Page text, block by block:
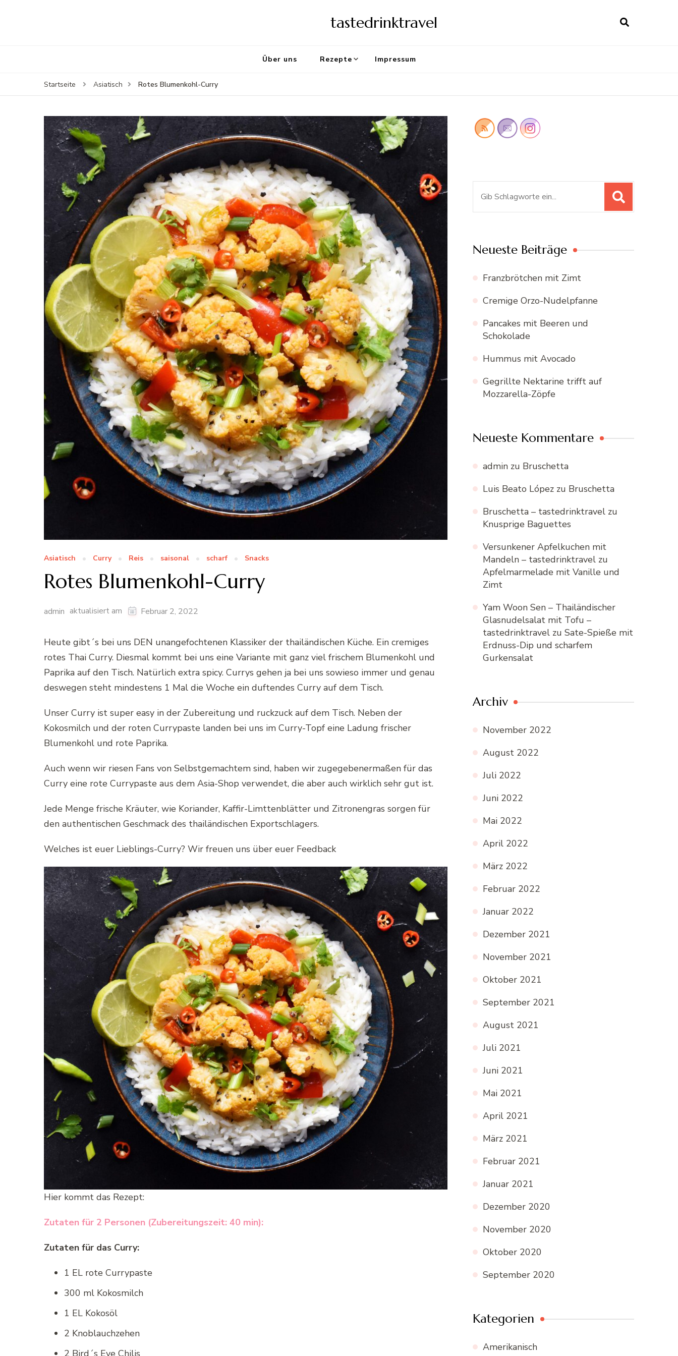
tastedrinktravel
Über uns Rezepte Impressum
Startseite Asiatisch Rotes Blumenkohl-Curry
Asiatisch Curry Reis saisonal scharf Snacks
Rotes Blumenkohl-Curry
admin aktualisiert am Februar 2, 2022
Heute gibt´s bei uns DEN unangefochtenen Klassiker der thailändischen Küche. Ein cremiges
rotes Thai Curry. Diesmal kommt bei uns eine Variante mit ganz viel frischem Blumenkohl und
Paprika auf den Tisch. Natürlich extra spicy. Currys gehen ja bei uns sowieso immer und genau
deswegen steht mindestens 1 Mal die Woche ein duftendes Curry auf dem Tisch.
Unser Curry ist super easy in der Zubereitung und ruckzuck auf dem Tisch. Neben der
Kokosmilch und der roten Currypaste landen bei uns im Curry-Topf eine Ladung frischer
Blumenkohl und rote Paprika.
Auch wenn wir riesen Fans von Selbstgemachtem sind, haben wir zugegebenermaßen für das
Curry eine rote Currypaste aus dem Asia-Shop verwendet, die aber auch wirklich sehr gut ist.
Jede Menge frische Kräuter, wie Koriander, Kaffir-Limttenblätter und Zitronengras sorgen für
den authentischen Geschmack des thailändischen Exportschlagers.
Welches ist euer Lieblings-Curry? Wir freuen uns über euer Feedback
Hier kommt das Rezept:
Zutaten für 2 Personen (Zubereitungszeit: 40 min):
Zutaten für das Curry:
1 EL rote Currypaste
300 ml Kokosmilch
1 EL Kokosöl
2 Knoblauchzehen
2 Bird´s Eye Chilis
Neueste Beiträge
Franzbrötchen mit Zimt
Cremige Orzo-Nudelpfanne
Pancakes mit Beeren und
Schokolade
Hummus mit Avocado
Gegrillte Nektarine trifft auf
Mozzarella-Zöpfe
Neueste Kommentare
admin zu Bruschetta
Luis Beato López zu Bruschetta
Bruschetta – tastedrinktravel zu
Knusprige Baguettes
Versunkener Apfelkuchen mit
Mandeln – tastedrinktravel zu
Apfelmarmelade mit Vanille und
Zimt
Yam Woon Sen – Thailändischer
Glasnudelsalat mit Tofu –
tastedrinktravel zu Sate-Spieße mit
Erdnuss-Dip und scharfem
Gurkensalat
Archiv
November 2022
August 2022
Juli 2022
Juni 2022
Mai 2022
April 2022
März 2022
Februar 2022
Januar 2022
Dezember 2021
November 2021
Oktober 2021
September 2021
August 2021
Juli 2021
Juni 2021
Mai 2021
April 2021
März 2021
Februar 2021
Januar 2021
Dezember 2020
November 2020
Oktober 2020
September 2020
Kategorien
Amerikanisch